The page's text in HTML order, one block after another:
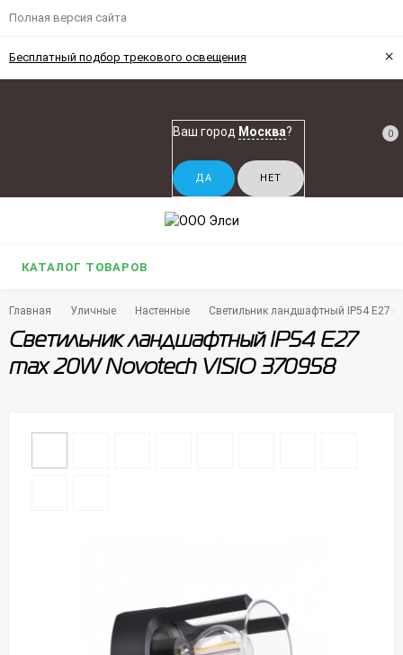
Полная версия сайта
Бесплатный подбор трекового освещения ×
Ваш город Москва? 0
КАТАЛОГ ТОВАРОВ
Главная Уличные Настенные Светильник ландшафтный IP54 E27
Светильник ландшафтный IP54 E27
max 20W Novotech VISIO 370958